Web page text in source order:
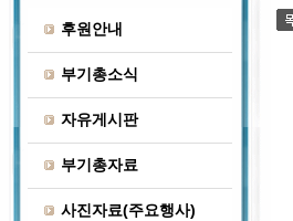
후원안내
부기총소식
자유게시판
부기총자료
사진자료(주요행사)